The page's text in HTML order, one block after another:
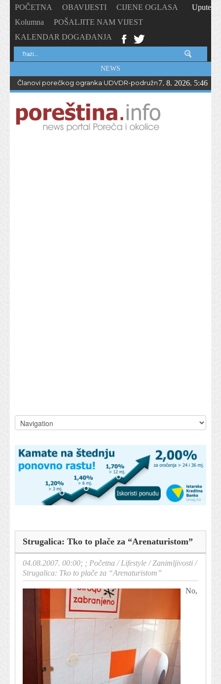
POČETNA OBAVIJESTI
CIJENE OGLASA
Kolumna
POŠALJITE NAM VIJEST
KALENDAR DOGAĐANJA
Upute
NEWS
Članovi porečkog ogranka UDVDR-podružnice Istarske
7. 8. 2026. 5:46
Strugalica: Tko to plače za “Arenaturistom”
04.08.2007. 00:00; ; Početna /Lifestyle /Zanimljivosti /
Strugalica: Tko to plače za “Arenaturistom”
No,